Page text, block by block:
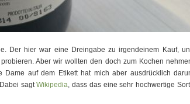
Der hier war eine Dreingabe zu irgendeinem Kauf,
Aber wir wollten den doch zum Kochen
auf dem Etikett hat mich aber ausdrücklich
sagtWikipedia, dass das eine sehr hochwertige